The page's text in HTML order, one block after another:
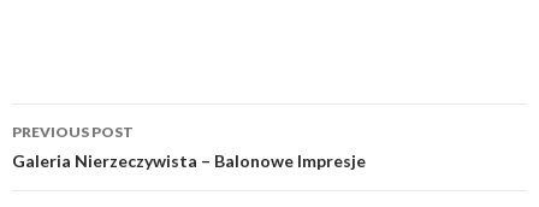
Post
navigation
PREVIOUS POST
Galeria Nierzeczywista – Balonowe Impresje